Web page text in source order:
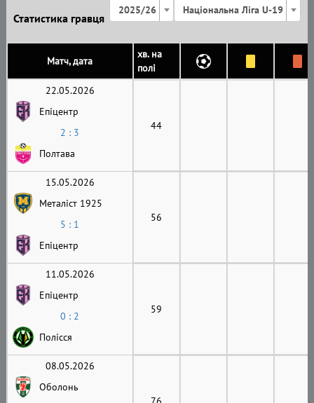
Статистика гравця
2025/26 Національна Ліга U-19
Матч, дата
хв. на
полі
22.05.2026
Епіцентр
2 : 3
Полтава
44
15.05.2026
Металіст 1925
5 : 1
Епіцентр
56
11.05.2026
Епіцентр
0 : 2
Полісся
59
08.05.2026
Оболонь